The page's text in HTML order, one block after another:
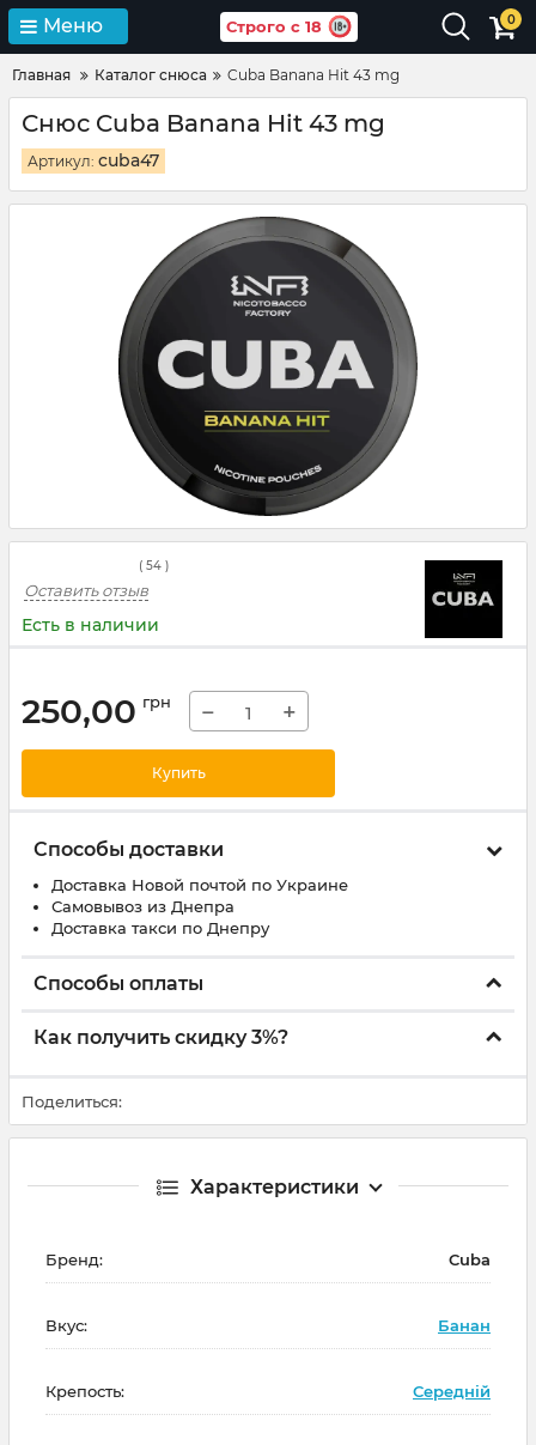
Меню Строго с 18 0
Главная Каталог снюса Cuba Banana Hit 43 mg
Снюс Cuba Banana Hit 43 mg
Артикул: cuba47
( 54 )
Оставить отзыв
Есть в наличии
250,00 грн − +
Купить
Способы доставки
Доставка Новой почтой по Украине
Самовывоз из Днепра
Доставка такси по Днепру
Способы оплаты
Как получить скидку 3%?
Поделиться:
Характеристики
Бренд: Cuba
Вкус: Банан
Крепость: Середній